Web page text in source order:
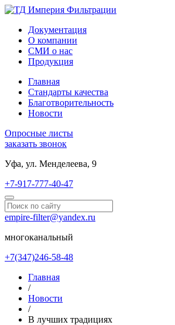
Документация
О компании
СМИ о нас
Продукция
Главная
Стандарты качества
Благотворительность
Новости
Опросные листы
заказать звонок
Уфа, ул. Менделеева, 9
+7-917-777-40-47
empire-filter@yandex.ru
многоканальный
+7(347)246-58-48
Главная
/
Новости
/
В лучших традициях